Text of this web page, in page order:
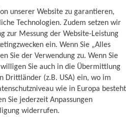
Provisionen,
sowie Steuern sind in
nicht berücksichtigt und
die angeführte